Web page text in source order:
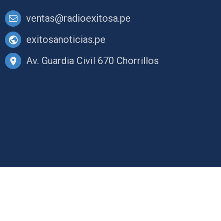
ventas@radioexitosa.pe
exitosanoticias.pe
Av. Guardia Civil 670 Chorrillos